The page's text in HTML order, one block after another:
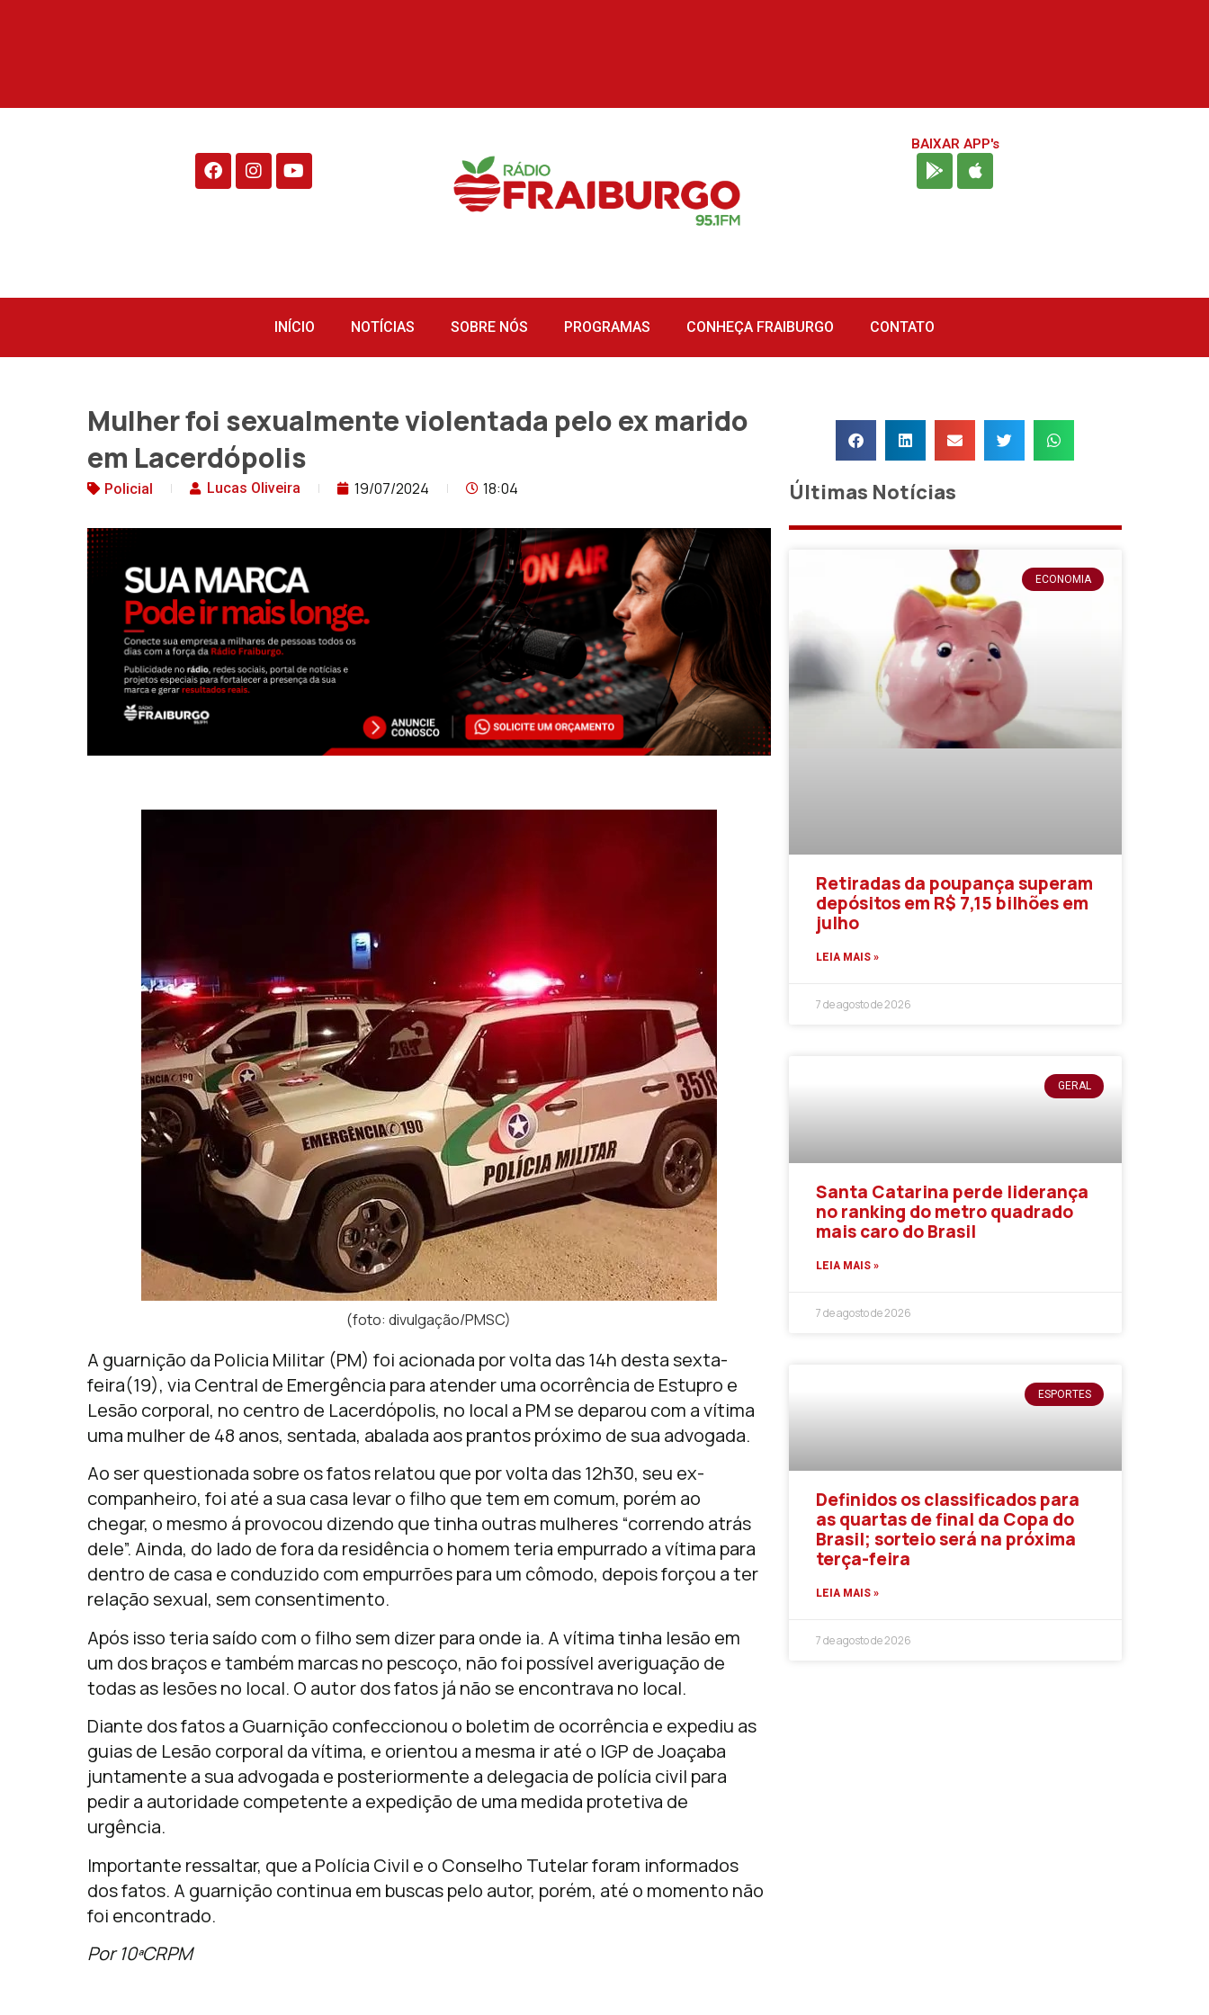
BAIXAR APP's
INÍCIO NOTÍCIAS SOBRE NÓS PROGRAMAS CONHEÇA FRAIBURGO CONTATO
Mulher foi sexualmente violentada pelo ex marido
em Lacerdópolis
Policial Lucas Oliveira 19/07/2024 18:04
(foto: divulgação/PMSC)
A guarnição da Policia Militar (PM) foi acionada por volta das 14h desta sexta-
feira(19), via Central de Emergência para atender uma ocorrência de Estupro e
Lesão corporal, no centro de Lacerdópolis, no local a PM se deparou com a vítima
uma mulher de 48 anos, sentada, abalada aos prantos próximo de sua advogada.
Ao ser questionada sobre os fatos relatou que por volta das 12h30, seu ex-
companheiro, foi até a sua casa levar o filho que tem em comum, porém ao
chegar, o mesmo á provocou dizendo que tinha outras mulheres “correndo atrás
dele”. Ainda, do lado de fora da residência o homem teria empurrado a vítima para
dentro de casa e conduzido com empurrões para um cômodo, depois forçou a ter
relação sexual, sem consentimento.
Após isso teria saído com o filho sem dizer para onde ia. A vítima tinha lesão em
um dos braços e também marcas no pescoço, não foi possível averiguação de
todas as lesões no local. O autor dos fatos já não se encontrava no local.
Diante dos fatos a Guarnição confeccionou o boletim de ocorrência e expediu as
guias de Lesão corporal da vítima, e orientou a mesma ir até o IGP de Joaçaba
juntamente a sua advogada e posteriormente a delegacia de polícia civil para
pedir a autoridade competente a expedição de uma medida protetiva de
urgência.
Importante ressaltar, que a Polícia Civil e o Conselho Tutelar foram informados
dos fatos. A guarnição continua em buscas pelo autor, porém, até o momento não
foi encontrado.
Por 10ªCRPM
Últimas Notícias
ECONOMIA
Retiradas da poupança superam
depósitos em R$ 7,15 bilhões em
julho
LEIA MAIS »
7 de agosto de 2026
GERAL
Santa Catarina perde liderança
no ranking do metro quadrado
mais caro do Brasil
LEIA MAIS »
7 de agosto de 2026
ESPORTES
Definidos os classificados para
as quartas de final da Copa do
Brasil; sorteio será na próxima
terça-feira
LEIA MAIS »
7 de agosto de 2026